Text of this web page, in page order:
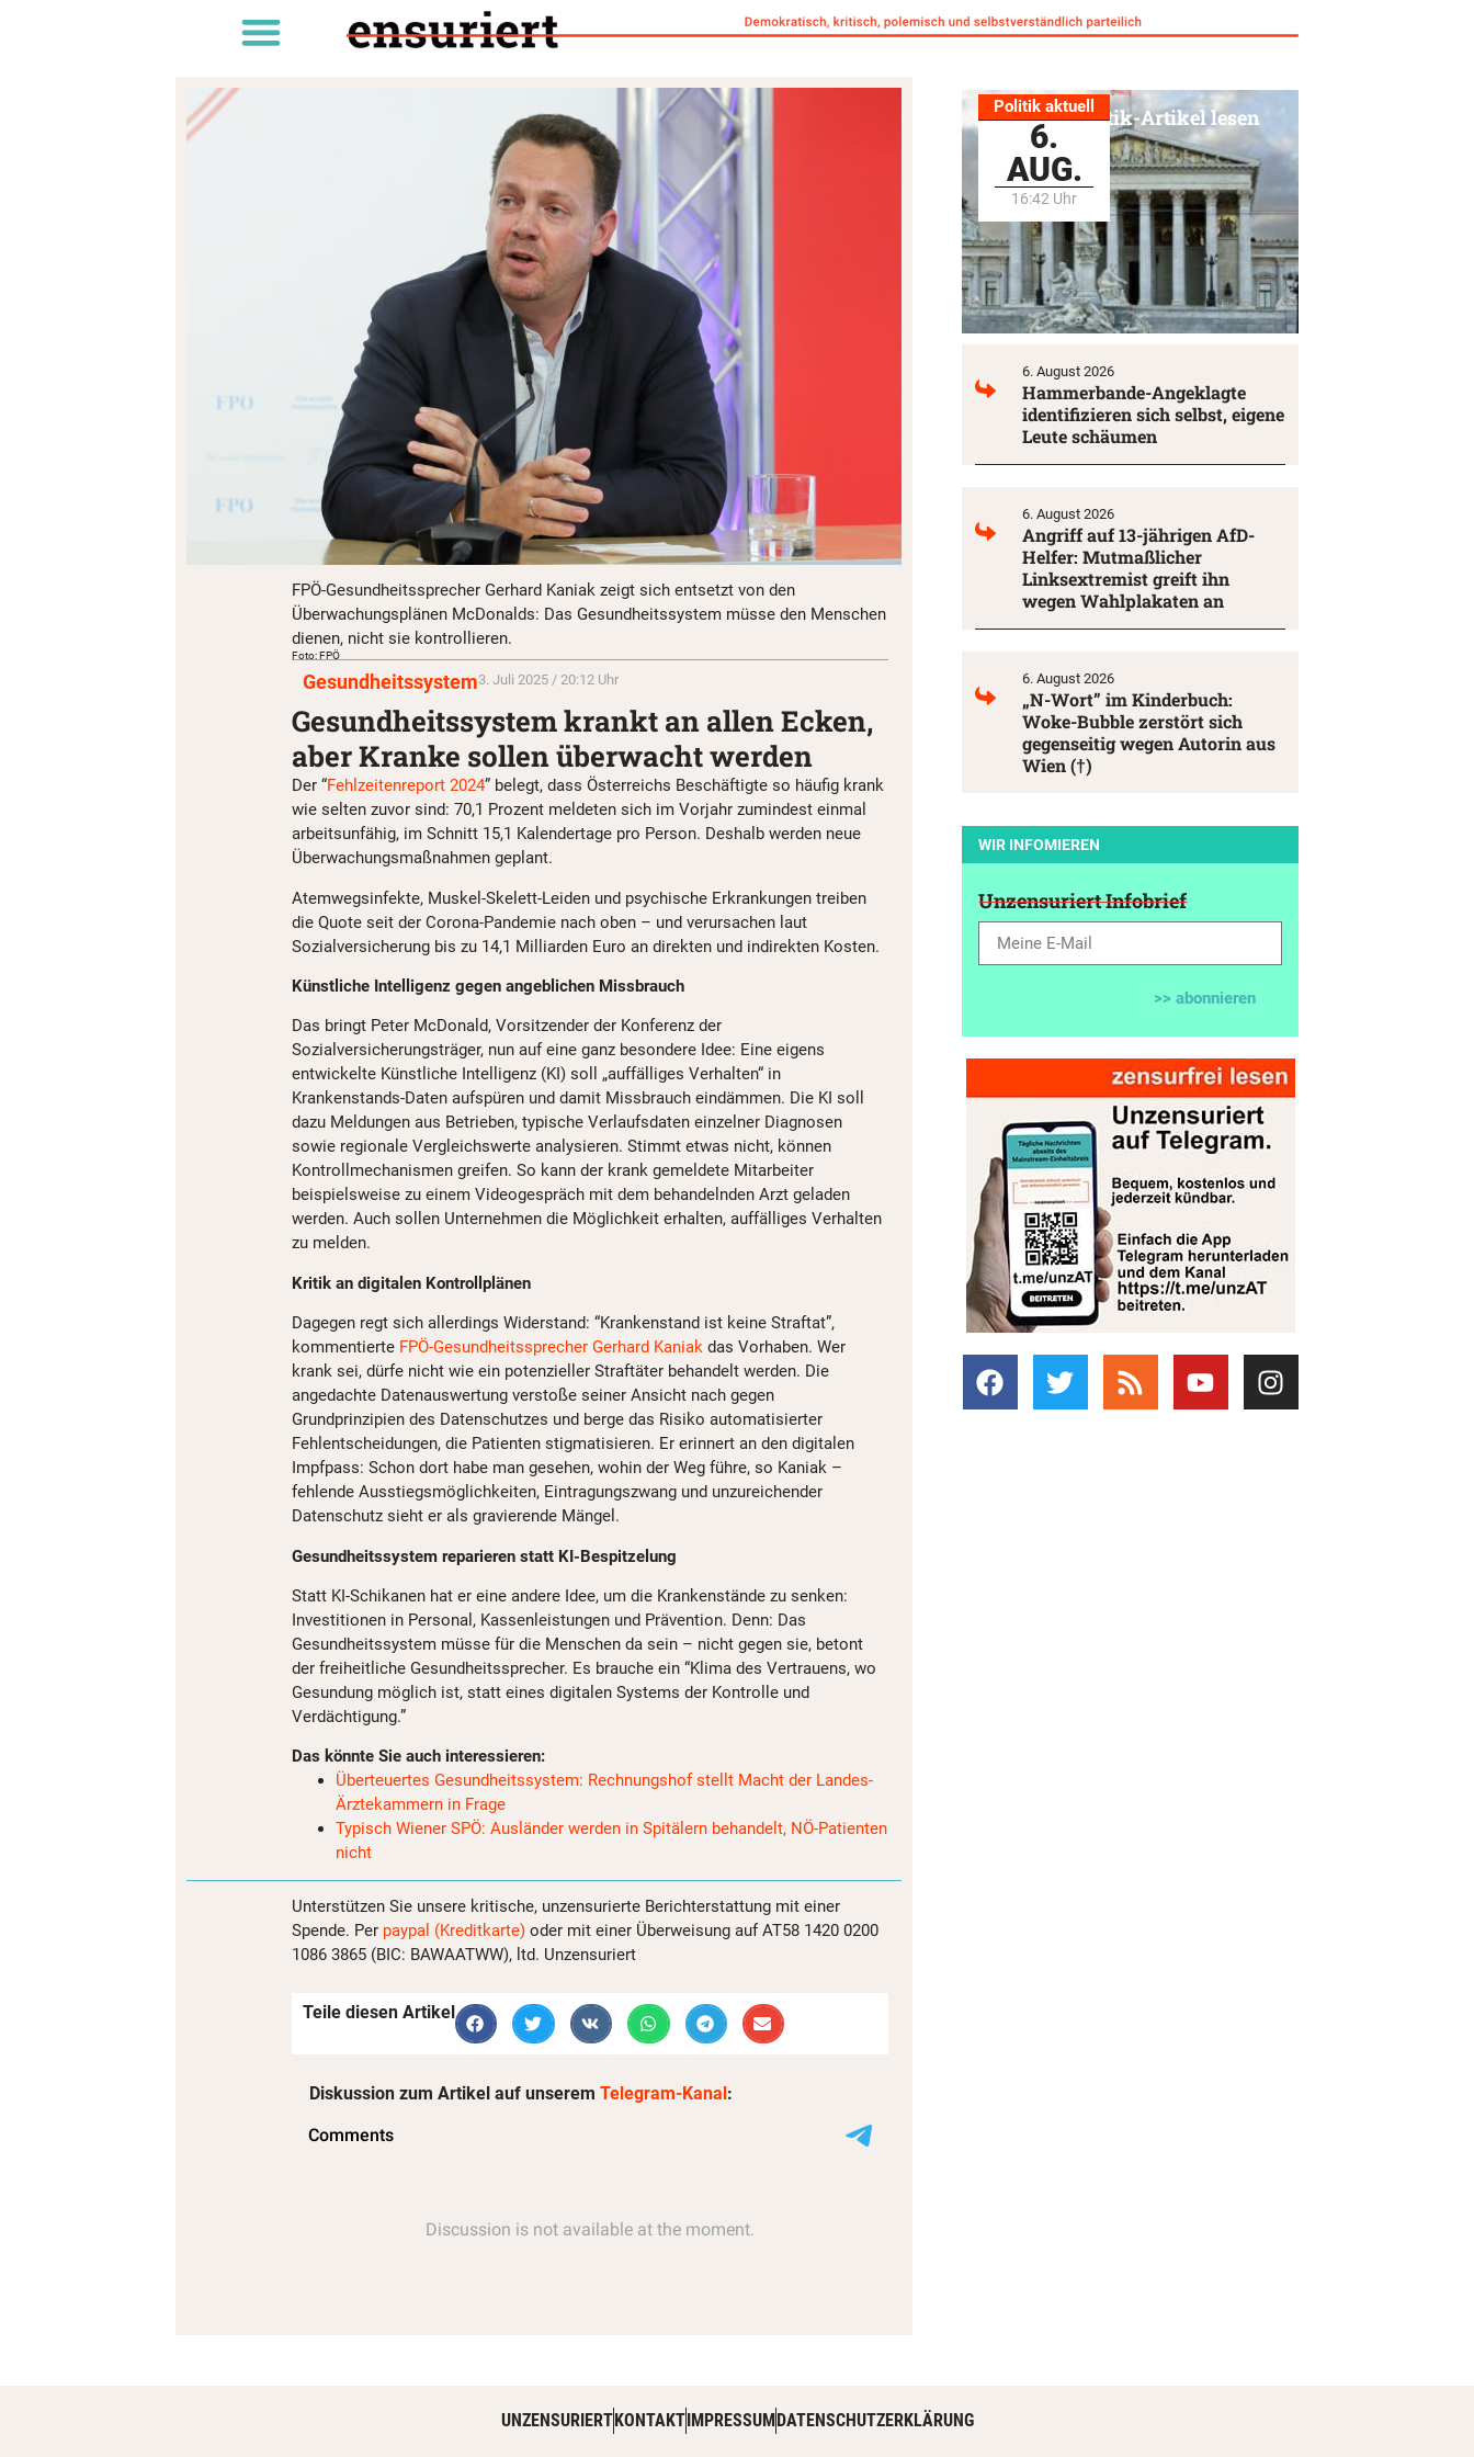
FPÖ-Gesundheitssprecher Gerhard Kaniak zeigt sich entsetzt von den
Überwachungsplänen McDonalds: Das Gesundheitssystem müsse den Menschen
dienen, nicht sie kontrollieren.
Foto: FPÖ
Gesundheitssystem3. Juli 2025 / 20:12 Uhr
Gesundheitssystem krankt an allen Ecken,
aber Kranke sollen überwacht werden
Der “Fehlzeitenreport 2024” belegt, dass Österreichs Beschäftigte so häufig krank
wie selten zuvor sind: 70,1 Prozent meldeten sich im Vorjahr zumindest einmal
arbeitsunfähig, im Schnitt 15,1 Kalendertage pro Person. Deshalb werden neue
Überwachungsmaßnahmen geplant.
Atemwegsinfekte, Muskel-Skelett-Leiden und psychische Erkrankungen treiben
die Quote seit der Corona-Pandemie nach oben – und verursachen laut
Sozialversicherung bis zu 14,1 Milliarden Euro an direkten und indirekten Kosten.
Künstliche Intelligenz gegen angeblichen Missbrauch
Das bringt Peter McDonald, Vorsitzender der Konferenz der
Sozialversicherungsträger, nun auf eine ganz besondere Idee: Eine eigens
entwickelte Künstliche Intelligenz (KI) soll „auffälliges Verhalten“ in
Krankenstands-Daten aufspüren und damit Missbrauch eindämmen. Die KI soll
dazu Meldungen aus Betrieben, typische Verlaufsdaten einzelner Diagnosen
sowie regionale Vergleichswerte analysieren. Stimmt etwas nicht, können
Kontrollmechanismen greifen. So kann der krank gemeldete Mitarbeiter
beispielsweise zu einem Videogespräch mit dem behandelnden Arzt geladen
werden. Auch sollen Unternehmen die Möglichkeit erhalten, auffälliges Verhalten
zu melden.
Kritik an digitalen Kontrollplänen
Dagegen regt sich allerdings Widerstand: “Krankenstand ist keine Straftat”,
kommentierte FPÖ-Gesundheitssprecher Gerhard Kaniak das Vorhaben. Wer
krank sei, dürfe nicht wie ein potenzieller Straftäter behandelt werden. Die
angedachte Datenauswertung verstoße seiner Ansicht nach gegen
Grundprinzipien des Datenschutzes und berge das Risiko automatisierter
Fehlentscheidungen, die Patienten stigmatisieren. Er erinnert an den digitalen
Impfpass: Schon dort habe man gesehen, wohin der Weg führe, so Kaniak –
fehlende Ausstiegsmöglichkeiten, Eintragungszwang und unzureichender
Datenschutz sieht er als gravierende Mängel.
Gesundheitssystem reparieren statt KI-Bespitzelung
Statt KI-Schikanen hat er eine andere Idee, um die Krankenstände zu senken:
Investitionen in Personal, Kassenleistungen und Prävention. Denn: Das
Gesundheitssystem müsse für die Menschen da sein – nicht gegen sie, betont
der freiheitliche Gesundheitssprecher. Es brauche ein “Klima des Vertrauens, wo
Gesundung möglich ist, statt eines digitalen Systems der Kontrolle und
Verdächtigung.”
Das könnte Sie auch interessieren:
Überteuertes Gesundheitssystem: Rechnungshof stellt Macht der Landes-
Ärztekammern in Frage
Typisch Wiener SPÖ: Ausländer werden in Spitälern behandelt, NÖ-Patienten
nicht
Unterstützen Sie unsere kritische, unzensurierte Berichterstattung mit einer
Spende. Per paypal (Kreditkarte) oder mit einer Überweisung auf AT58 1420 0200
1086 3865 (BIC: BAWAATWW), ltd. Unzensuriert
Teile diesen Artikel
Diskussion zum Artikel auf unserem Telegram-Kanal :
Politik aktuell
6.
AUG.
16:42 Uhr
Alle Politik-Artikel lesen
6. August 2026
Hammerbande-Angeklagte
identifizieren sich selbst, eigene
Leute schäumen
6. August 2026
Angriff auf 13-jährigen AfD-
Helfer: Mutmaßlicher
Linksextremist greift ihn
wegen Wahlplakaten an
6. August 2026
„N-Wort” im Kinderbuch:
Woke-Bubble zerstört sich
gegenseitig wegen Autorin aus
Wien (†)
WIR INFOMIEREN
Unzensuriert Infobrief
>> abonnieren
UNZENSURIERT KONTAKT IMPRESSUM DATENSCHUTZERKLÄRUNG